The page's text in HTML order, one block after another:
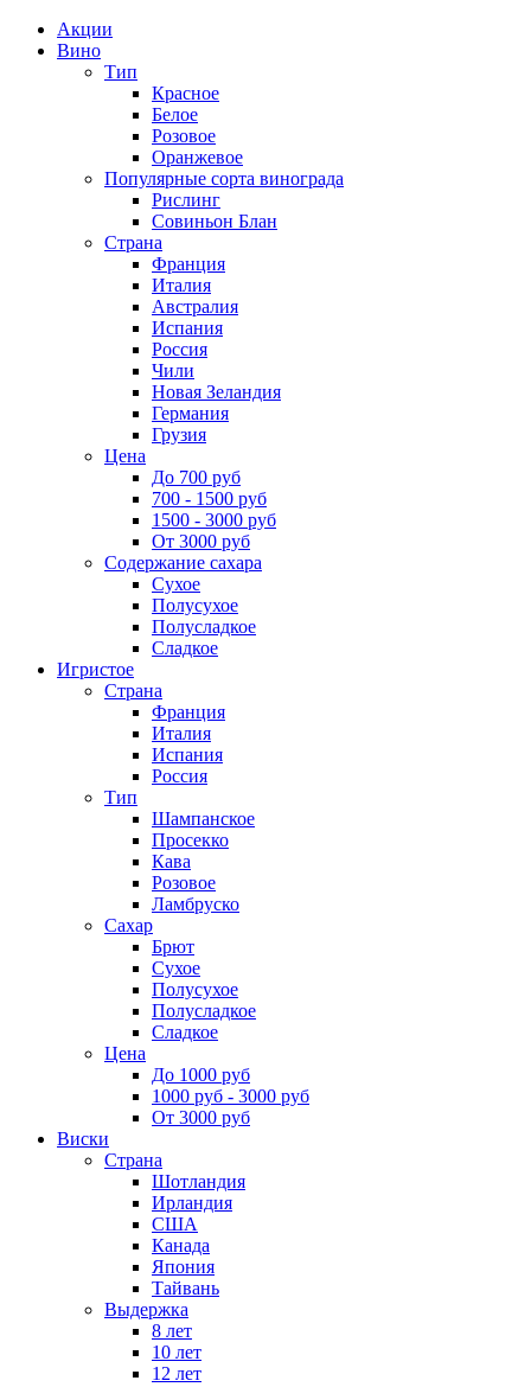
Акции
Вино
Тип
Красное
Белое
Розовое
Оранжевое
Популярные сорта винограда
Рислинг
Совиньон Блан
Страна
Франция
Италия
Австралия
Испания
Россия
Чили
Новая Зеландия
Германия
Грузия
Цена
До 700 руб
700 - 1500 руб
1500 - 3000 руб
От 3000 руб
Содержание сахара
Сухое
Полусухое
Полусладкое
Сладкое
Игристое
Страна
Франция
Италия
Испания
Россия
Тип
Шампанское
Просекко
Кава
Розовое
Ламбруско
Сахар
Брют
Сухое
Полусухое
Полусладкое
Сладкое
Цена
До 1000 руб
1000 руб - 3000 руб
От 3000 руб
Виски
Страна
Шотландия
Ирландия
США
Канада
Япония
Тайвань
Выдержка
8 лет
10 лет
12 лет